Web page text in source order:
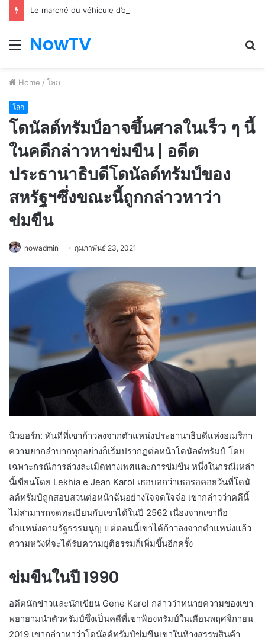
Le marché du véhicule d’occasion en plein essor
Menu
NowTV
Home / โลก
โลก
โดนัลด์ทรัมป์อาจขึ้นศาลในเร็ว ๆ นี้
ในคดีกล่าวหาข่มขืน | อดีต
ประธานาธิบดีโดนัลด์ทรัมป์ของ
สหรัฐฯซึ่งขณะนี้ถูกกล่าวหาว่า
ข่มขืน
nowadmin กุมภาพันธ์ 23, 2021
นิวยอร์ก: ทันทีที่เขาก้าวลงจากตำแหน่งประธานาธิบดีแห่งอเมริกา
ความยากลำบากทุกอย่างก็เริ่มปรากฏต่อหน้าโดนัลด์ทรัมป์ โดย
เฉพาะกรณีการล่วงละเมิดทางเพศและการข่มขืน หนึ่งในกรณีเหล่า
นี้เขียนโดย Lekhia e Jean Karol เธอบอกว่าเธอรอคอยวันที่โดนั
ลด์ทรัมป์ถูกสอบสวนต่อหน้าฉันอย่างใจจดใจจ่อ เขากล่าวว่าคดีนี้
ไม่สามารถจดทะเบียนกับเขาได้ในปี 2562 เนื่องจากเขาถือ
ตำแหน่งตามรัฐธรรมนูญ แต่ตอนนี้เขาได้ก้าวลงจากตำแหน่งแล้ว
ความหวังที่จะได้รับความยุติธรรมก็เพิ่มขึ้นอีกครั้ง
ข่มขืนในปี 1990
อดีตนักข่าวและนักเขียน Gene Karol กล่าวว่าทนายความของเขา
พยายามนำตัวทรัมป์ซึ่งเป็นคดีที่เขาฟ้องทรัมป์ในเดือนพฤศจิกายน
2019 เขากล่าวหาว่าโดนัลด์ทรัมป์ข่มขืนเขาในห้างสรรพสินค้า